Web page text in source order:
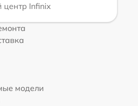
Infinix
модели